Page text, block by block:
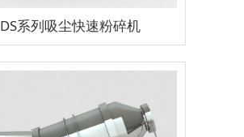
DS系列吸尘快速粉碎机